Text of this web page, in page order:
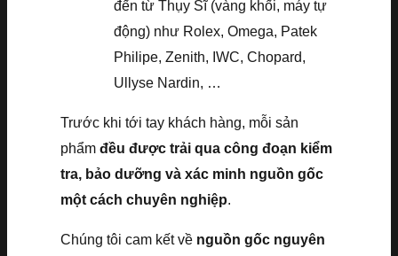
đến từ Thụy Sĩ (vàng khối, máy tự
động) như Rolex, Omega, Patek
Philipe, Zenith, IWC, Chopard,
Ullyse Nardin, …
Trước khi tới tay khách hàng, mỗi sản
phẩm đều được trải qua công đoạn kiểm
tra, bảo dưỡng và xác minh nguồn gốc
một cách chuyên nghiệp.
Chúng tôi cam kết về nguồn gốc nguyên